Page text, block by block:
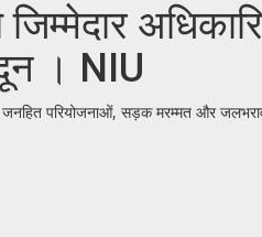
। NIU
परियोजनाओं, सड़क मरम्मत और